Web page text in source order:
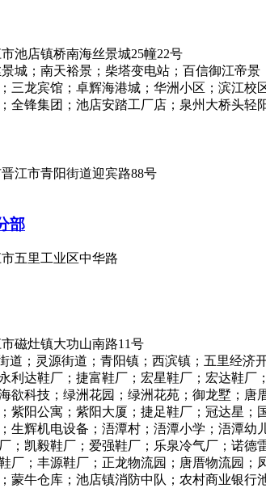
池店镇桥南海丝景城25幢22号
城；南天裕景；柴塔变电站；百信御江帝
三龙宾馆；卓辉海港城；华洲小区；滨江
锋集团；池店安踏工厂店；泉州大桥头轻
江市青阳街道迎宾路88号
部
五里工业区中华路
磁灶镇大功山南路11号
道；灵源街道；青阳镇；西滨镇；五里经
利达鞋厂；捷富鞋厂；宏星鞋厂；宏达鞋
欲科技；绿洲花园；绿洲花苑；御龙墅；
紫阳公寓；紫阳大厦；捷足鞋厂；冠达星
生辉机电设备；浯潭村；浯潭小学；浯潭
；凯毅鞋厂；爱强鞋厂；乐泉冷气厂；诺
厂；丰源鞋厂；正龙物流园；唐厝物流园
蒙牛仓库；池店镇消防中队；农村商业银